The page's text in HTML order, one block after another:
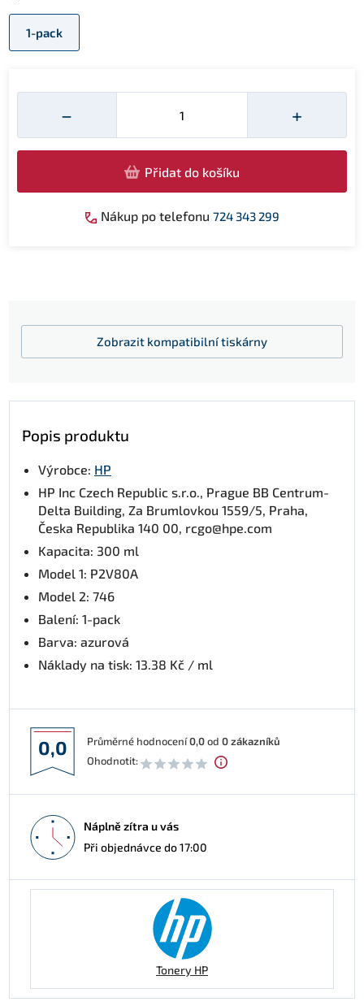
1-pack
−
Množství
+
Přidat do košíku
Nákup po telefonu 724 343 299
Zobrazit kompatibilní tiskárny
Popis produktu
Výrobce: HP
HP Inc Czech Republic s.r.o., Prague BB Centrum-
Delta Building, Za Brumlovkou 1559/5, Praha,
Česka Republika 140 00, rcgo@hpe.com
Kapacita: 300 ml
Model 1: P2V80A
Model 2: 746
Balení: 1-pack
Barva: azurová
Náklady na tisk: 13.38 Kč / ml
0,0 Průměrné hodnocení0,0od 0zákazníků
Ohodnotit:
Náplně zítra u vás
Při objednávce do 17:00
Tonery HP